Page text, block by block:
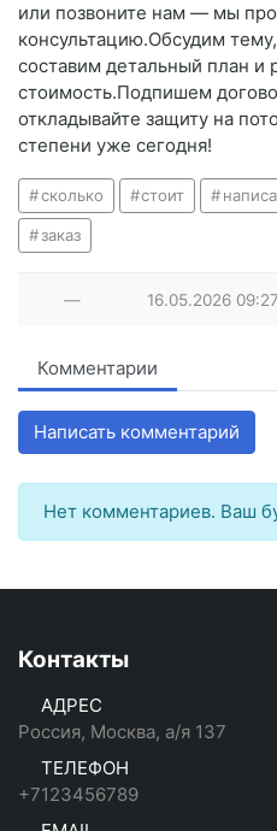
или позвоните нам — мы
консультацию.Обсудим
составим детальный план и
стоимость.Подпишем
откладывайте защиту на
степени уже сегодня!
сколько стоит
заказ
— 16.05.2026 09:27
Комментарии
Написать комментарий
Нет комментариев. Ваш
Контакты
АДРЕС
Россия, Москва, а/я 137
ТЕЛЕФОН
+7123456789